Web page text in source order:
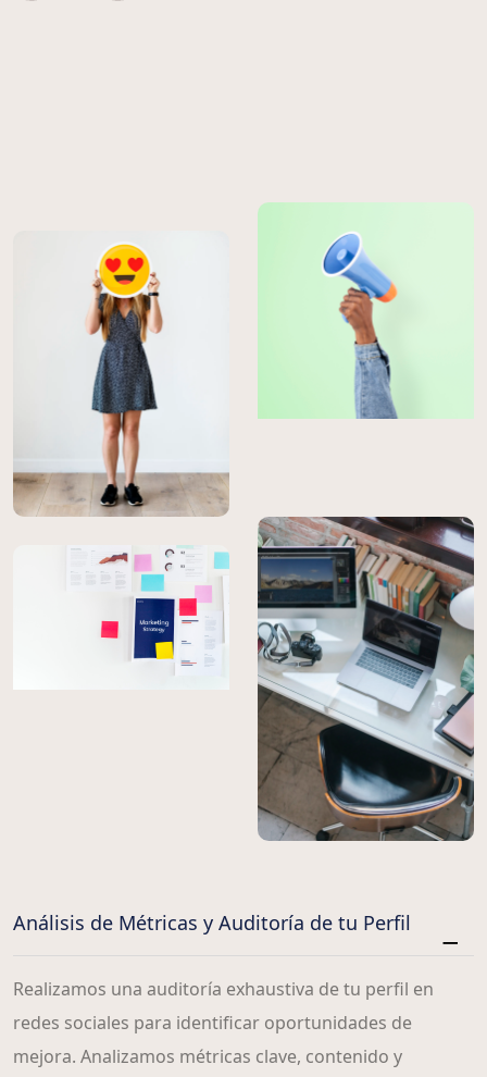
Análisis de Métricas y Auditoría de tu Perfil
Realizamos una auditoría exhaustiva de tu perfil en
redes sociales para identificar oportunidades de
mejora. Analizamos métricas clave, contenido y